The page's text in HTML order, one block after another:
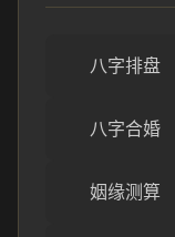
八字排盘
八字合婚
姻缘测算